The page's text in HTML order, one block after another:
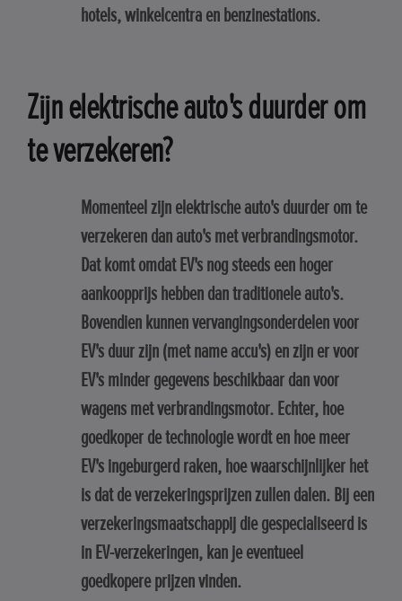
hotels, winkelcentra en benzinestations.
Zijn elektrische auto's duurder om
te verzekeren?
Momenteel zijn elektrische auto's duurder om te
verzekeren dan auto's met verbrandingsmotor.
Dat komt omdat EV's nog steeds een hoger
aankoopprijs hebben dan traditionele auto's.
Bovendien kunnen vervangingsonderdelen voor
EV's duur zijn (met name accu's) en zijn er voor
EV's minder gegevens beschikbaar dan voor
wagens met verbrandingsmotor. Echter, hoe
goedkoper de technologie wordt en hoe meer
EV's ingeburgerd raken, hoe waarschijnlijker het
is dat de verzekeringsprijzen zullen dalen. Bij een
verzekeringsmaatschappij die gespecialiseerd is
in EV-verzekeringen, kan je eventueel
goedkopere prijzen vinden.